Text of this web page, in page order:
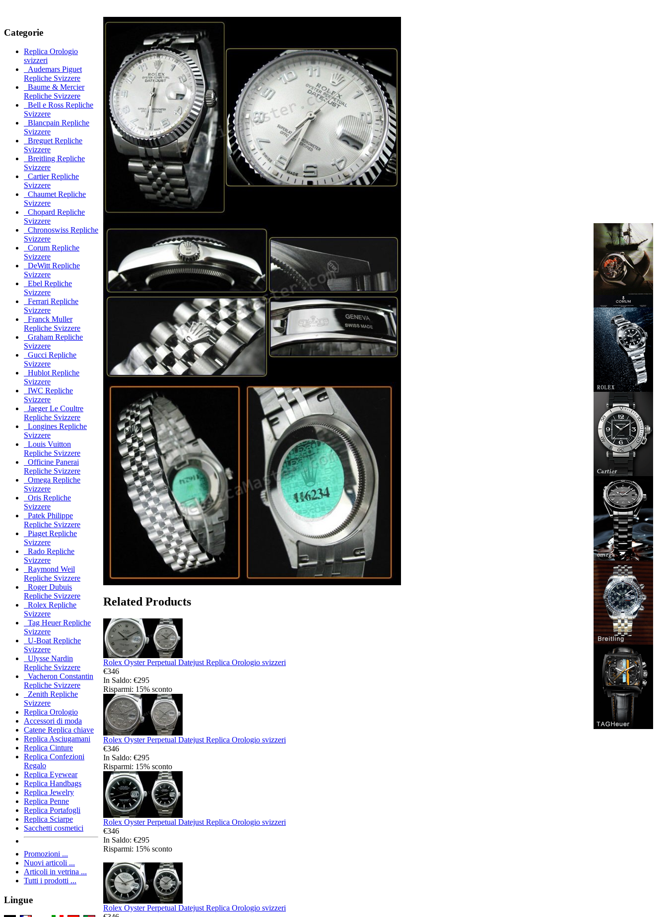
Categorie
Replica Orologio
svizzeri
Audemars Piguet
Repliche Svizzere
Baume & Mercier
Repliche Svizzere
Bell e Ross Repliche
Svizzere
Blancpain Repliche
Svizzere
Breguet Repliche
Svizzere
Breitling Repliche
Svizzere
Cartier Repliche
Svizzere
Chaumet Repliche
Svizzere
Chopard Repliche
Svizzere
Chronoswiss Repliche
Svizzere
Corum Repliche
Svizzere
DeWitt Repliche
Svizzere
Ebel Repliche
Svizzere
Ferrari Repliche
Svizzere
Franck Muller
Repliche Svizzere
Graham Repliche
Svizzere
Gucci Repliche
Svizzere
Hublot Repliche
Svizzere
IWC Repliche
Svizzere
Jaeger Le Coultre
Repliche Svizzere
Longines Repliche
Svizzere
Louis Vuitton
Repliche Svizzere
Officine Panerai
Repliche Svizzere
Omega Repliche
Svizzere
Oris Repliche
Svizzere
Patek Philippe
Repliche Svizzere
Piaget Repliche
Svizzere
Rado Repliche
Svizzere
Raymond Weil
Repliche Svizzere
Roger Dubuis
Repliche Svizzere
Rolex Repliche
Svizzere
Tag Heuer Repliche
Svizzere
U-Boat Repliche
Svizzere
Ulysse Nardin
Repliche Svizzere
Vacheron Constantin
Repliche Svizzere
Zenith Repliche
Svizzere
Replica Orologio
Accessori di moda
Catene Replica chiave
Replica Asciugamani
Replica Cinture
Replica Confezioni
Regalo
Replica Eyewear
Replica Handbags
Replica Jewelry
Replica Penne
Replica Portafogli
Replica Sciarpe
Sacchetti cosmetici
Promozioni ...
Nuovi articoli ...
Articoli in vetrina ...
Tutti i prodotti ...
Lingue
Related Products
Rolex Oyster Perpetual Datejust Replica Orologio svizzeri
€346
In Saldo: €295
Risparmi: 15% sconto
Rolex Oyster Perpetual Datejust Replica Orologio svizzeri
€346
In Saldo: €295
Risparmi: 15% sconto
Rolex Oyster Perpetual Datejust Replica Orologio svizzeri
€346
In Saldo: €295
Risparmi: 15% sconto
Rolex Oyster Perpetual Datejust Replica Orologio svizzeri